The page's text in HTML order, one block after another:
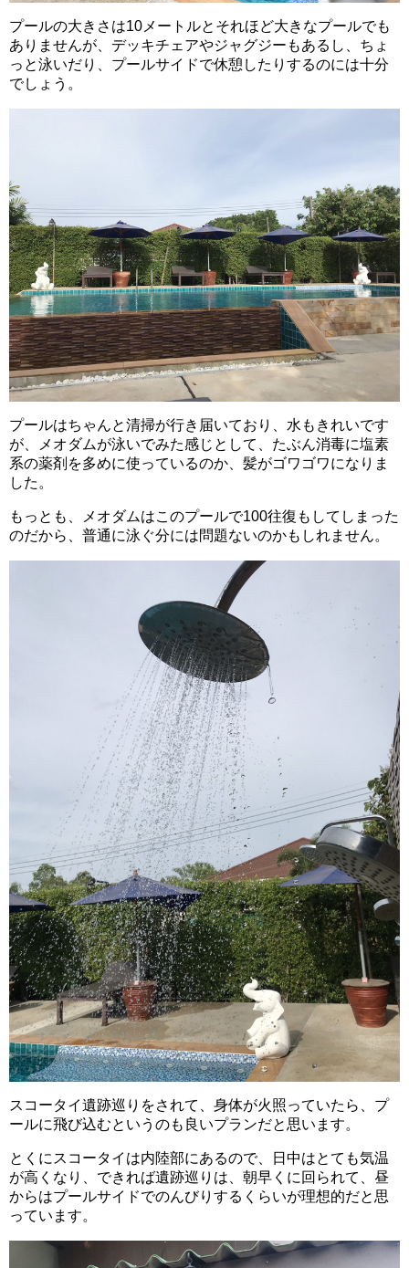
プールの大きさは10メートルとそれほど大きなプールでも
ありませんが、デッキチェアやジャグジーもあるし、ちょ
っと泳いだり、プールサイドで休憩したりするのには十分
でしょう。
プールはちゃんと清掃が行き届いており、水もきれいです
が、メオダムが泳いでみた感じとして、たぶん消毒に塩素
系の薬剤を多めに使っているのか、髪がゴワゴワになりま
した。
もっとも、メオダムはこのプールで100往復もしてしまった
のだから、普通に泳ぐ分には問題ないのかもしれません。
スコータイ遺跡巡りをされて、身体が火照っていたら、プ
ールに飛び込むというのも良いプランだと思います。
とくにスコータイは内陸部にあるので、日中はとても気温
が高くなり、できれば遺跡巡りは、朝早くに回られて、昼
からはプールサイドでのんびりするくらいが理想的だと思
っています。